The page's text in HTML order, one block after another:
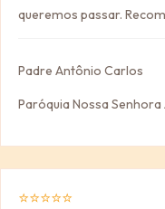
queremos passar.
Padre Antônio Carlos
Paróquia Nossa
⭐⭐⭐⭐⭐